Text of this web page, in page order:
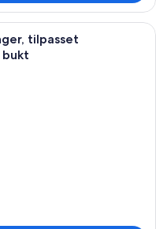
Frette-laken, sengetøy av
tilpasset